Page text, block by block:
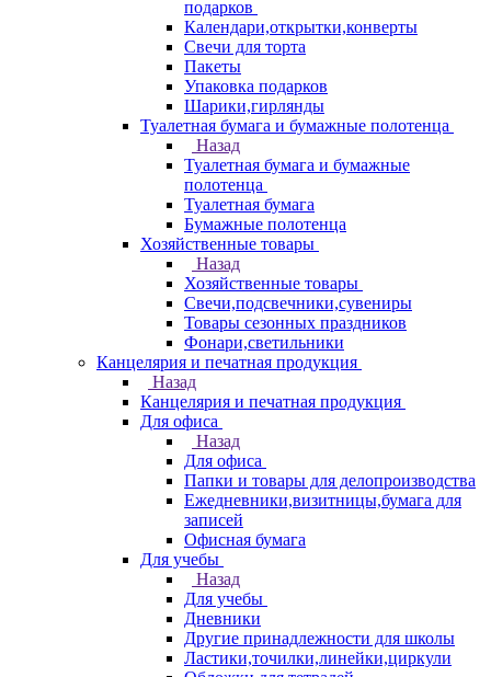
подарков
Календари,открытки,конверты
Свечи для торта
Пакеты
Упаковка подарков
Шарики,гирлянды
Туалетная бумага и бумажные полотенца
Назад
Туалетная бумага и бумажные
полотенца
Туалетная бумага
Бумажные полотенца
Хозяйственные товары
Назад
Хозяйственные товары
Свечи,подсвечники,сувениры
Товары сезонных праздников
Фонари,светильники
Канцелярия и печатная продукция
Назад
Канцелярия и печатная продукция
Для офиса
Назад
Для офиса
Папки и товары для делопроизводства
Ежедневники,визитницы,бумага для
записей
Офисная бумага
Для учебы
Назад
Для учебы
Дневники
Другие принадлежности для школы
Ластики,точилки,линейки,циркули